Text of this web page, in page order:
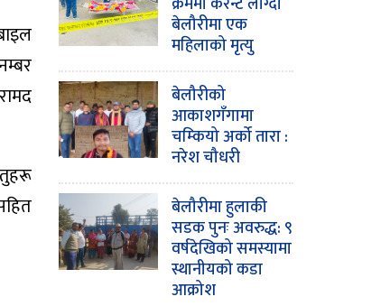
बेलौरीमा एक
महिलाको मृत्यु
बेलौरीको
आकाशगँगामा
चम्कियो अर्को तारा :
नरेश चौधरी
बेलौरीमा हुलाकी
सडक पुनः अवरुद्ध: ९
वर्षदेखिको समस्यामा
स्थानीयको कडा
आक्रोश